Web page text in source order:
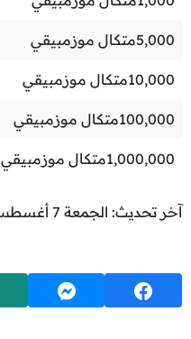
5,000متكال موزمبيقي
10,000متكال موزمبيقي
100,000متكال موزمبيقي
1,000,000متكال موزمبيقي
آخر تحديث: الجمعة 7 أغسطس 2026